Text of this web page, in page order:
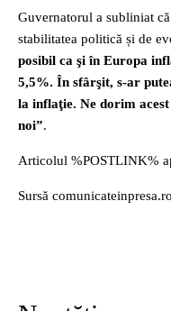
Guvernatorul a subliniat
stabilitatea politică și de
posibil ca şi în Europa
5,5%. În sfârşit, s-ar
la inflaţie. Ne dorim
noi”.
Articolul %POSTLINK%
Sursă comunicateinpresa.ro